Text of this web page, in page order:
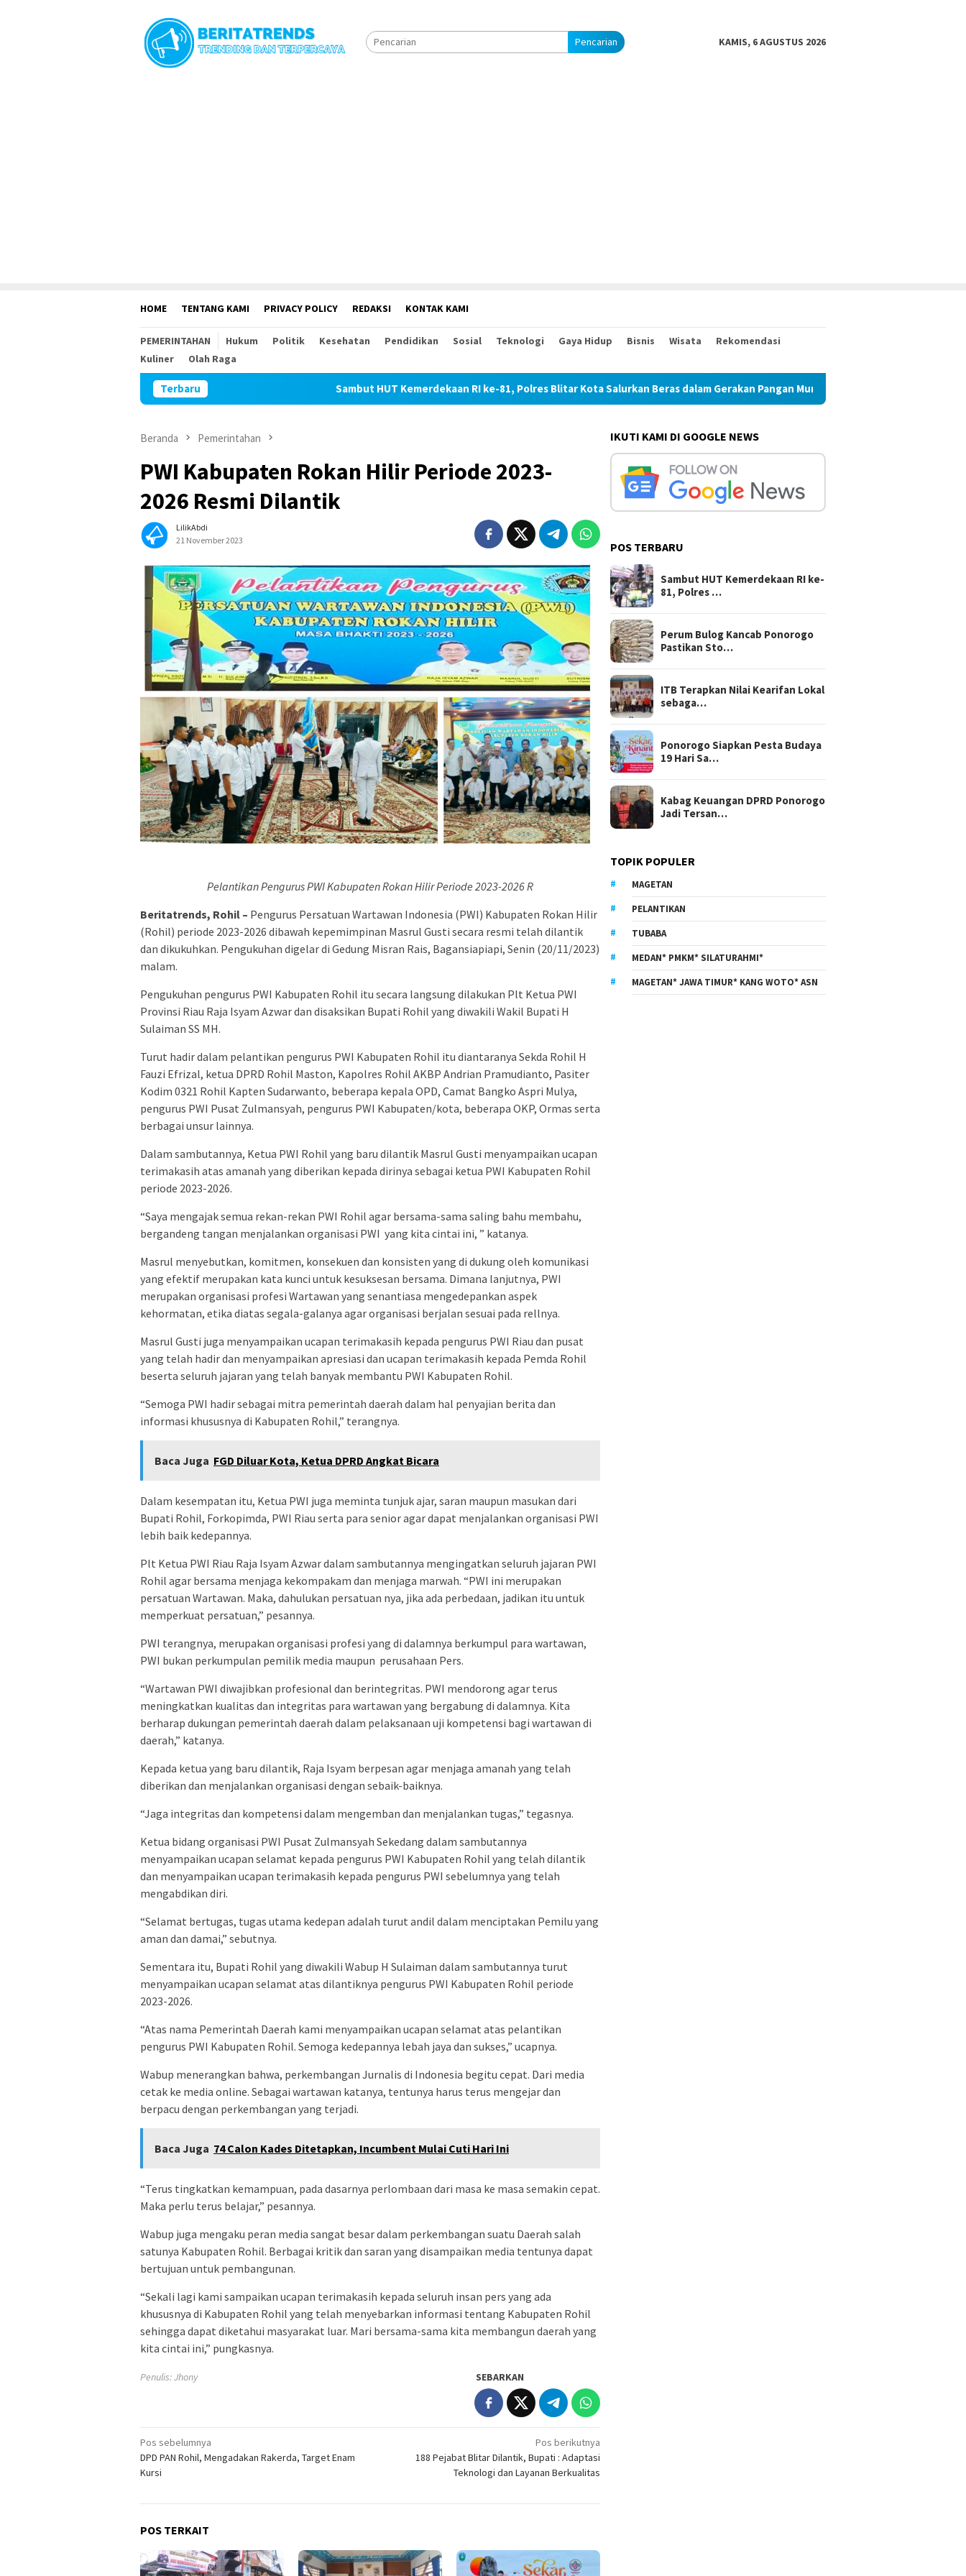
Pencarian KAMIS, 6 AGUSTUS 2026
HOME TENTANG KAMI PRIVACY POLICY REDAKSI KONTAK KAMI
PEMERINTAHAN Hukum Politik Kesehatan Pendidikan Sosial Teknologi Gaya Hidup Bisnis Wisata
Rekomendasi
Kuliner
Olah Raga
Terbaru Sambut HUT Kemerdekaan RI ke-81, Polres Blitar Kota Salurkan Beras dalam Gerakan Pangan Murah Perum Bulog Kancab Ponorogo
Beranda Pemerintahan
PWI Kabupaten Rokan Hilir Periode 2023-
2026 Resmi Dilantik
LilikAbdi
21 November 2023
Pelantikan Pengurus PWI Kabupaten Rokan Hilir Periode 2023-2026 R
Beritatrends, Rohil – Pengurus Persatuan Wartawan Indonesia (PWI) Kabupaten Rokan Hilir
(Rohil) periode 2023-2026 dibawah kepemimpinan Masrul Gusti secara resmi telah dilantik
dan dikukuhkan. Pengukuhan digelar di Gedung Misran Rais, Bagansiapiapi, Senin (20/11/2023)
malam.
Pengukuhan pengurus PWI Kabupaten Rohil itu secara langsung dilakukan Plt Ketua PWI
Provinsi Riau Raja Isyam Azwar dan disaksikan Bupati Rohil yang diwakili Wakil Bupati H
Sulaiman SS MH.
Turut hadir dalam pelantikan pengurus PWI Kabupaten Rohil itu diantaranya Sekda Rohil H
Fauzi Efrizal, ketua DPRD Rohil Maston, Kapolres Rohil AKBP Andrian Pramudianto, Pasiter
Kodim 0321 Rohil Kapten Sudarwanto, beberapa kepala OPD, Camat Bangko Aspri Mulya,
pengurus PWI Pusat Zulmansyah, pengurus PWI Kabupaten/kota, beberapa OKP, Ormas serta
berbagai unsur lainnya.
Dalam sambutannya, Ketua PWI Rohil yang baru dilantik Masrul Gusti menyampaikan ucapan
terimakasih atas amanah yang diberikan kepada dirinya sebagai ketua PWI Kabupaten Rohil
periode 2023-2026.
“Saya mengajak semua rekan-rekan PWI Rohil agar bersama-sama saling bahu membahu,
bergandeng tangan menjalankan organisasi PWI yang kita cintai ini, ” katanya.
Masrul menyebutkan, komitmen, konsekuen dan konsisten yang di dukung oleh komunikasi
yang efektif merupakan kata kunci untuk kesuksesan bersama. Dimana lanjutnya, PWI
merupakan organisasi profesi Wartawan yang senantiasa mengedepankan aspek
kehormatan, etika diatas segala-galanya agar organisasi berjalan sesuai pada rellnya.
Masrul Gusti juga menyampaikan ucapan terimakasih kepada pengurus PWI Riau dan pusat
yang telah hadir dan menyampaikan apresiasi dan ucapan terimakasih kepada Pemda Rohil
beserta seluruh jajaran yang telah banyak membantu PWI Kabupaten Rohil.
“Semoga PWI hadir sebagai mitra pemerintah daerah dalam hal penyajian berita dan
informasi khususnya di Kabupaten Rohil,” terangnya.
Baca Juga FGD Diluar Kota, Ketua DPRD Angkat Bicara
Dalam kesempatan itu, Ketua PWI juga meminta tunjuk ajar, saran maupun masukan dari
Bupati Rohil, Forkopimda, PWI Riau serta para senior agar dapat menjalankan organisasi PWI
lebih baik kedepannya.
Plt Ketua PWI Riau Raja Isyam Azwar dalam sambutannya mengingatkan seluruh jajaran PWI
Rohil agar bersama menjaga kekompakam dan menjaga marwah. “PWI ini merupakan
persatuan Wartawan. Maka, dahulukan persatuan nya, jika ada perbedaan, jadikan itu untuk
memperkuat persatuan,” pesannya.
PWI terangnya, merupakan organisasi profesi yang di dalamnya berkumpul para wartawan,
PWI bukan perkumpulan pemilik media maupun perusahaan Pers.
“Wartawan PWI diwajibkan profesional dan berintegritas. PWI mendorong agar terus
meningkatkan kualitas dan integritas para wartawan yang bergabung di dalamnya. Kita
berharap dukungan pemerintah daerah dalam pelaksanaan uji kompetensi bagi wartawan di
daerah,” katanya.
Kepada ketua yang baru dilantik, Raja Isyam berpesan agar menjaga amanah yang telah
diberikan dan menjalankan organisasi dengan sebaik-baiknya.
“Jaga integritas dan kompetensi dalam mengemban dan menjalankan tugas,” tegasnya.
Ketua bidang organisasi PWI Pusat Zulmansyah Sekedang dalam sambutannya
menyampaikan ucapan selamat kepada pengurus PWI Kabupaten Rohil yang telah dilantik
dan menyampaikan ucapan terimakasih kepada pengurus PWI sebelumnya yang telah
mengabdikan diri.
“Selamat bertugas, tugas utama kedepan adalah turut andil dalam menciptakan Pemilu yang
aman dan damai,” sebutnya.
Sementara itu, Bupati Rohil yang diwakili Wabup H Sulaiman dalam sambutannya turut
menyampaikan ucapan selamat atas dilantiknya pengurus PWI Kabupaten Rohil periode
2023-2026.
“Atas nama Pemerintah Daerah kami menyampaikan ucapan selamat atas pelantikan
pengurus PWI Kabupaten Rohil. Semoga kedepannya lebah jaya dan sukses,” ucapnya.
Wabup menerangkan bahwa, perkembangan Jurnalis di Indonesia begitu cepat. Dari media
cetak ke media online. Sebagai wartawan katanya, tentunya harus terus mengejar dan
berpacu dengan perkembangan yang terjadi.
Baca Juga 74 Calon Kades Ditetapkan, Incumbent Mulai Cuti Hari Ini
“Terus tingkatkan kemampuan, pada dasarnya perlombaan dari masa ke masa semakin cepat.
Maka perlu terus belajar,” pesannya.
Wabup juga mengaku peran media sangat besar dalam perkembangan suatu Daerah salah
satunya Kabupaten Rohil. Berbagai kritik dan saran yang disampaikan media tentunya dapat
bertujuan untuk pembangunan.
“Sekali lagi kami sampaikan ucapan terimakasih kepada seluruh insan pers yang ada
khususnya di Kabupaten Rohil yang telah menyebarkan informasi tentang Kabupaten Rohil
sehingga dapat diketahui masyarakat luar. Mari bersama-sama kita membangun daerah yang
kita cintai ini,” pungkasnya.
Penulis: Jhony SEBARKAN
Navigasi
pos
Pos sebelumnya
DPD PAN Rohil, Mengadakan Rakerda, Target Enam
Kursi
Pos berikutnya
188 Pejabat Blitar Dilantik, Bupati : Adaptasi
Teknologi dan Layanan Berkualitas
POS TERKAIT
IKUTI KAMI DI GOOGLE NEWS
POS TERBARU
Sambut HUT Kemerdekaan RI ke-
81, Polres …
Perum Bulog Kancab Ponorogo
Pastikan Sto…
ITB Terapkan Nilai Kearifan Lokal
sebaga…
Ponorogo Siapkan Pesta Budaya
19 Hari Sa…
Kabag Keuangan DPRD Ponorogo
Jadi Tersan…
TOPIK POPULER
MAGETAN
PELANTIKAN
TUBABA
MEDAN* PMKM* SILATURAHMI*
MAGETAN* JAWA TIMUR* KANG WOTO* ASN